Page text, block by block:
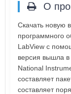
О
Скачать новую
программного
LabView с
версия вышла в
National
составляет
составляет